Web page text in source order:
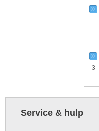
3
Service & hulp